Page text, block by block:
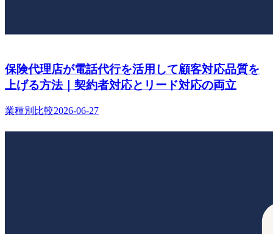
保険代理店が電話代行を活用して顧客対応品質を
上げる方法｜契約者対応とリード対応の両立
業種別比較2026-06-27